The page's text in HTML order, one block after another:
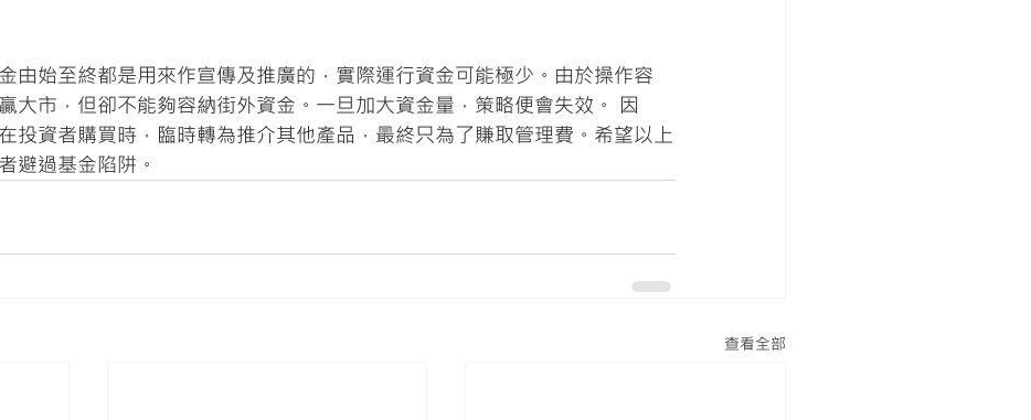
由始至終都是用來作宣傳及推廣的，實際運行資金可能極少。由於操作容
大市，但卻不能夠容納街外資金。一旦加大資金量，策略便會失效。 因
投資者購買時，臨時轉為推介其他產品，最終只為了賺取管理費。希望以上
避過基金陷阱。
查看全部